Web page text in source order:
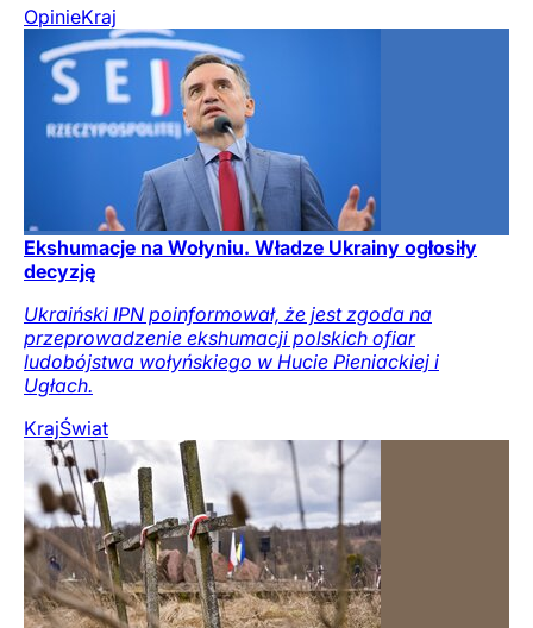
OpinieKraj
Ekshumacje na Wołyniu. Władze Ukrainy ogłosiły
decyzję
Ukraiński IPN poinformował, że jest zgoda na
przeprowadzenie ekshumacji polskich ofiar
ludobójstwa wołyńskiego w Hucie Pieniackiej i
Ugłach.
KrajŚwiat